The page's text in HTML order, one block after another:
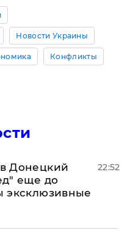
Новости Украины
Конфликты
Донецкий
еще до
эксклюзивные
22:52